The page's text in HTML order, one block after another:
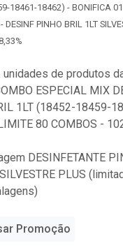
18461-18462) - BONIFICA 01
DESINF PINHO BRIL 1LT
unidades de produtos
ESPECIAL MIX
1LT (18452-18459-
80 COMBOS -
DESINFETANTE
PLUS
Promoção